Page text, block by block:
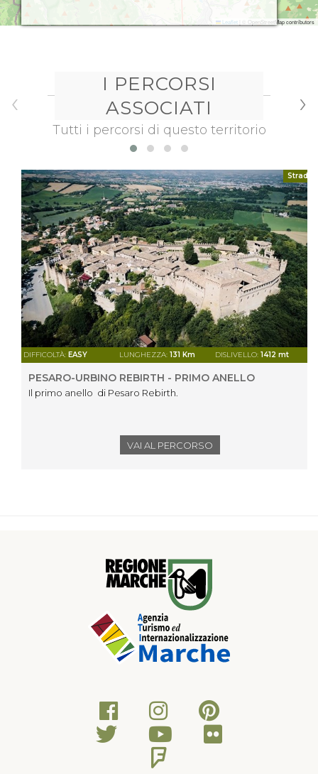
Somministrazione alcolici, Supplemento doppia uso
Idromassaggio, Collegamento Internet, Camere
Doppie, Supplemento letto Aggiunto, Telefono in
camera, Riscaldamento, Biciclette, Salotto in vano
separato, Francese, Ristorante Vegetariano, Lampada
esterna, Cassaforte, Aria Condizionata con Impianto
Centralizzato, Accesso Mezzi Privati, Fitness e Centro
Benessere, Telefono , Accesso ad Internet, Visite
Guidate, Cucina, Sala TV, Solo Pernottamento,
Trasporto Clienti Stazione, Aria condizionata in Locali
Comuni, Pasti, Giochi per Bambini, Solarium, Solo
Pernottamento a persona, Idromassaggio,
Leaflet © OpenStreetMap contributors
I PERCORSI
ASSOCIATI
Tutti i percorsi di questo territorio
Strada
DIFFICOLTÀ: EASY LUNGHEZZA: 131 Km DISLIVELLO: 1412 mt
PESARO-URBINO REBIRTH - PRIMO ANELLO
Il primo anello di Pesaro Rebirth.
VAI AL PERCORSO
‹ ›